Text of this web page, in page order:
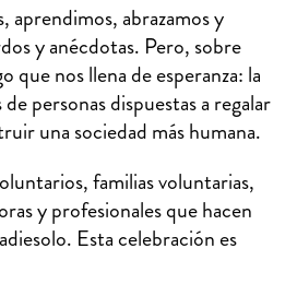
aprendimos, abrazamos y
y anécdotas. Pero, sobre
que nos llena de esperanza: la
personas dispuestas a regalar
una sociedad más humana.
familias voluntarias,
y profesionales que hacen
Esta celebración es